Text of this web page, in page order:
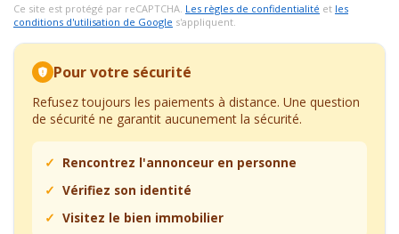
Ce site est protégé par reCAPTCHA. Les règles de confidentialité et les
conditions d'utilisation de Google s'appliquent.
Pour votre sécurité
Refusez toujours les paiements à distance. Une question
de sécurité ne garantit aucunement la sécurité.
Rencontrez l'annonceur en personne
Vérifiez son identité
Visitez le bien immobilier